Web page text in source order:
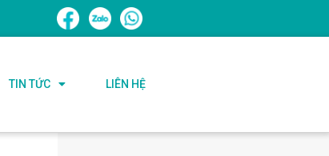
TIN TỨC LIÊN HỆ